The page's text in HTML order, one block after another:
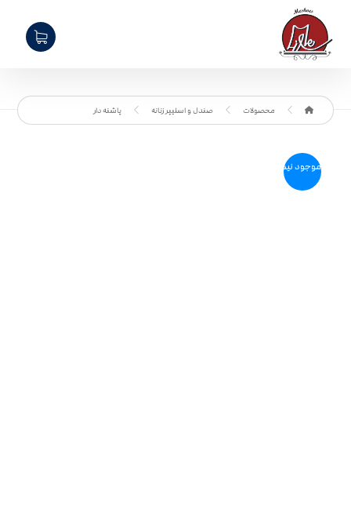
محصولات صندل و اسلیپر زنانه پاشنه دار
موجود نیست